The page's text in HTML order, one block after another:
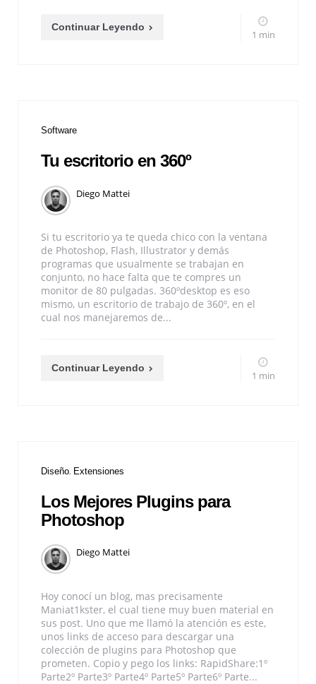
Continuar Leyendo
1 min
Software
Tu escritorio en 360º
Diego Mattei
Si tu escritorio ya te queda chico con la ventana
de Photoshop, Flash, Illustrator y demás
programas que usualmente se trabajan en
conjunto, no hace falta que te compres un
monitor de 80 pulgadas. 360ºdesktop es eso
mismo, un escritorio de trabajo de 360º, en el
cual nos manejaremos de...
Continuar Leyendo
1 min
Diseño Extensiones
Los Mejores Plugins para
Photoshop
Diego Mattei
Hoy conocí un blog, mas precisamente
Maniat1kster, el cual tiene muy buen material en
sus post. Uno que me llamó la atención es este,
unos links de acceso para descargar una
colección de plugins para Photoshop que
prometen. Copio y pego los links: RapidShare:1º
Parte2º Parte3º Parte4º Parte5º Parte6º Parte...